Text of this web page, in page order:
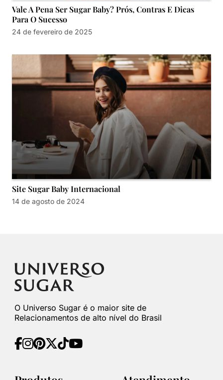
Vale A Pena Ser Sugar Baby? Prós, Contras E Dicas
Para O Sucesso
24 de fevereiro de 2025
Site Sugar Baby Internacional
14 de agosto de 2024
O Universo Sugar é o maior site de
Relacionamentos de alto nível do Brasil